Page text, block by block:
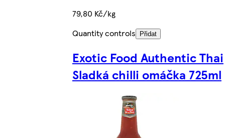
79,80 Kč/kg
Quantity controls
Přidat
Exotic Food Authentic Thai
Sladká chilli omáčka 725ml